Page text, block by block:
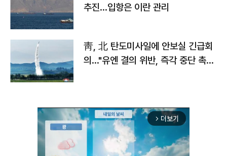
추진…입항은 이란 관리
靑, 北 탄도미사일에 안보실 긴급회
의…"유엔 결의 위반, 즉각 중단 촉
arrow_forward_ios 더보기